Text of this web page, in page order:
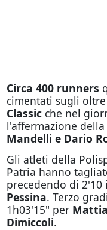
Circa 400 runners
cimentati sugli
Classic che nel
l'affermazione
Mandelli e Dario
Gli atleti della
Patria hanno
precedendo di 2'10
Pessina. Terzo
1h03'15" perMattia
Dimiccoli.